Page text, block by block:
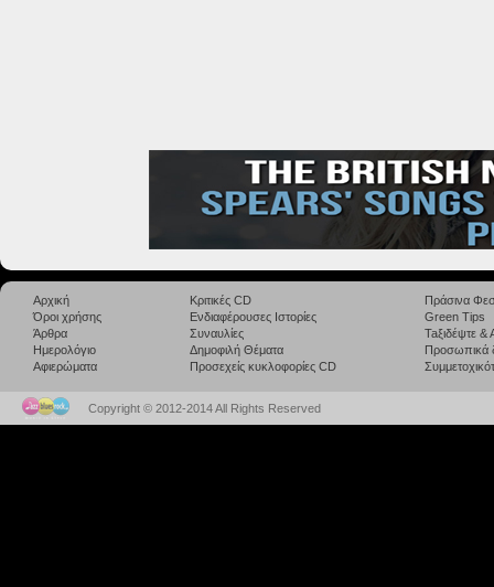
Αρχική
Όροι χρήσης
Άρθρα
Ημερολόγιο
Αφιερώματα
Κριτικές CD
Ενδιαφέρουσες Ιστορίες
Συναυλίες
Δημοφιλή Θέματα
Προσεχείς κυκλοφορίες CD
Πράσινα
Green Tips
Taξιδέψτε
Προσωπικά
Copyright © 2012-2014 All Rights Reserved